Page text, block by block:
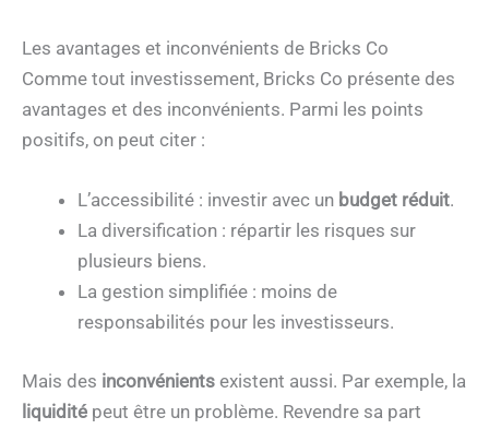
Les avantages et inconvénients de Bricks Co
Comme tout investissement, Bricks Co présente des
avantages et des inconvénients. Parmi les points
positifs, on peut citer :
L’accessibilité : investir avec un budget réduit.
La diversification : répartir les risques sur
plusieurs biens.
La gestion simplifiée : moins de
responsabilités pour les investisseurs.
Mais des inconvénients existent aussi. Par exemple, la
liquidité peut être un problème. Revendre sa part